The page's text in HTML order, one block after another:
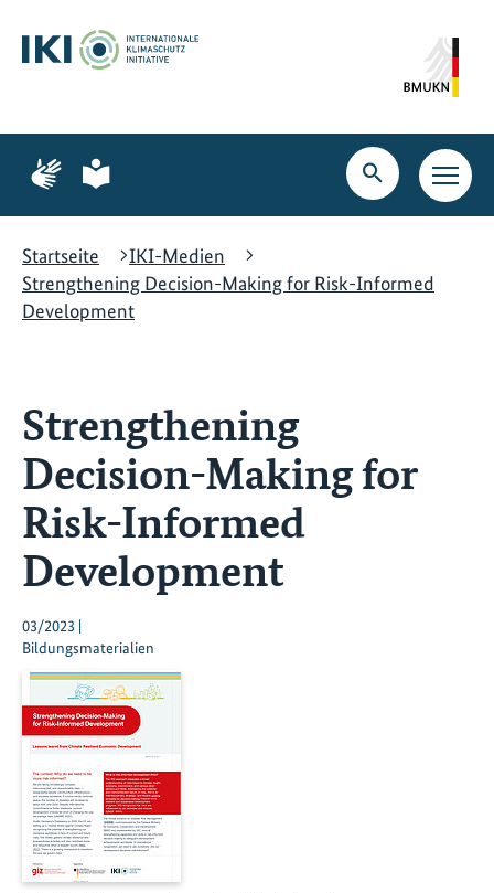
Hauptinhalt
springen
Suche
springen
Hauptnavigation
springen
Zur
Seite
Gebärdensprache
Zur
Seite
leichte
Suche
öffnen
Startseite
IKI-Medien
Strengthening Decision-Making for Risk-Informed
Development
Strengthening
Decision-Making for
Risk-Informed
Development
03/2023 |
Bildungsmaterialien